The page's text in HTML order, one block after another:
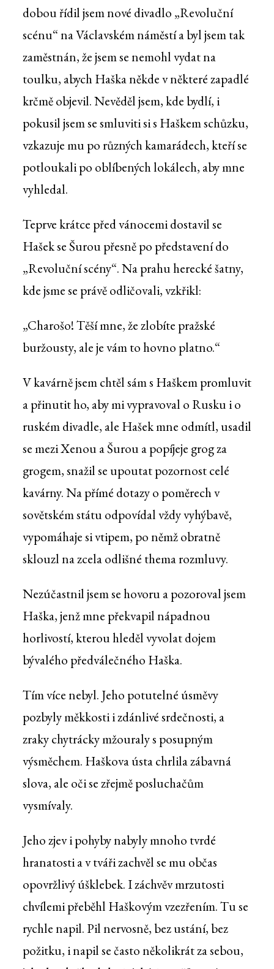
dobou řídil jsem nové divadlo „Revoluční
scénu“ na Václavském náměstí a byl jsem tak
zaměstnán, že jsem se nemohl vydat na
toulku, abych Haška někde v některé zapadlé
krčmě objevil. Nevěděl jsem, kde bydlí, i
pokusil jsem se smluviti si s Haškem schůzku,
vzkazuje mu po různých kamarádech, kteří se
potloukali po oblíbených lokálech, aby mne
vyhledal.
Teprve krátce před vánocemi dostavil se
Hašek se Šurou přesně po představení do
„Revoluční scény“. Na prahu herecké šatny,
kde jsme se právě odličovali, vzkřikl:
„Charošo! Těší mne, že zlobíte pražské
buržousty, ale je vám to hovno platno.“
V kavárně jsem chtěl sám s Haškem promluvit
a přinutit ho, aby mi vypravoval o Rusku i o
ruském divadle, ale Hašek mne odmítl, usadil
se mezi Xenou a Šurou a popíjeje grog za
grogem, snažil se upoutat pozornost celé
kavárny. Na přímé dotazy o poměrech v
sovětském státu odpovídal vždy vyhýbavě,
vypomáhaje si vtipem, po němž obratně
sklouzl na zcela odlišné thema rozmluvy.
Nezúčastnil jsem se hovoru a pozoroval jsem
Haška, jenž mne překvapil nápadnou
horlivostí, kterou hleděl vyvolat dojem
bývalého předválečného Haška.
Tím více nebyl. Jeho potutelné úsměvy
pozbyly měkkosti i zdánlivé srdečnosti, a
zraky chytrácky mžouraly s posupným
výsměchem. Haškova ústa chrlila zábavná
slova, ale oči se zřejmě posluchačům
vysmívaly.
Jeho zjev i pohyby nabyly mnoho tvrdé
hranatosti a v tváři zachvěl se mu občas
opovržlivý úšklebek. I záchvěv mrzutosti
chvílemi přeběhl Haškovým vzezřením. Tu se
rychle napil. Pil nervosně, bez ustání, bez
požitku, i napil se často několikrát za sebou,